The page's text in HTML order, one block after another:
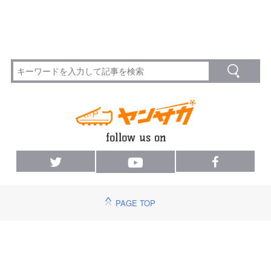
PAGE TOP